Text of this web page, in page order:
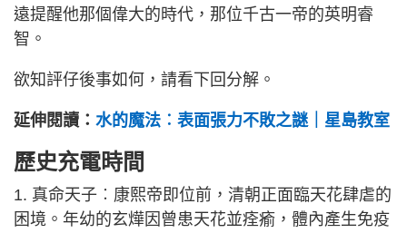
遠提醒他那個偉大的時代，那位千古一帝的英明睿
智。
欲知評仔後事如何，請看下回分解。
延伸閱讀： 水的魔法︰表面張力不敗之謎｜星島教室
歷史充電時間
1. 真命天子︰康熙帝即位前，清朝正面臨天花肆虐的
困境。年幼的玄燁因曾患天花並痊瘉，體內產生免疫